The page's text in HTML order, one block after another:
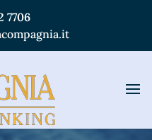
7706